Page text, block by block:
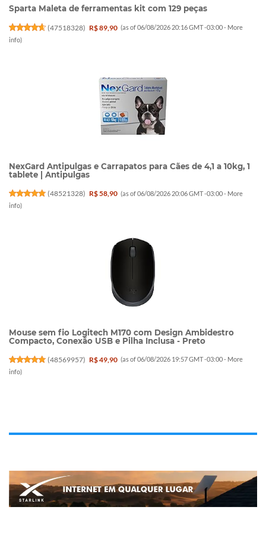
Sparta Maleta de ferramentas kit com 129 peças
(47518328) R$ 89,90 (as of 06/08/2026 20:16 GMT -03:00 - More
info)
NexGard Antipulgas e Carrapatos para Cães de 4,1 a 10kg, 1
tablete | Antipulgas
(48521328) R$ 58,90 (as of 06/08/2026 20:06 GMT -03:00 - More
info)
Mouse sem fio Logitech M170 com Design Ambidestro
Compacto, Conexão USB e Pilha Inclusa - Preto
(48569957) R$ 49,90 (as of 06/08/2026 19:57 GMT -03:00 - More
info)